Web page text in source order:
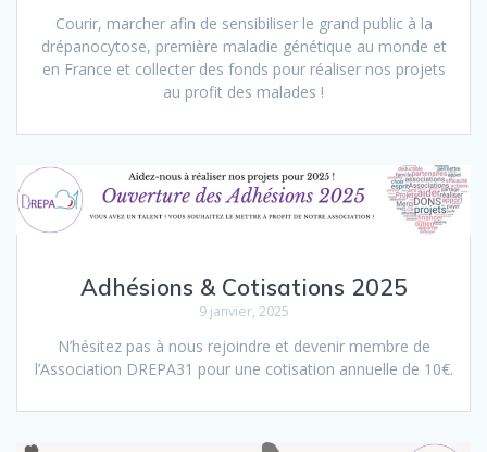
Courir, marcher afin de sensibiliser le grand public à la
drépanocytose, première maladie génétique au monde et
en France et collecter des fonds pour réaliser nos projets
au profit des malades !
Adhésions & Cotisations 2025
9 janvier, 2025
N’hésitez pas à nous rejoindre et devenir membre de
l’Association DREPA31 pour une cotisation annuelle de 10€.